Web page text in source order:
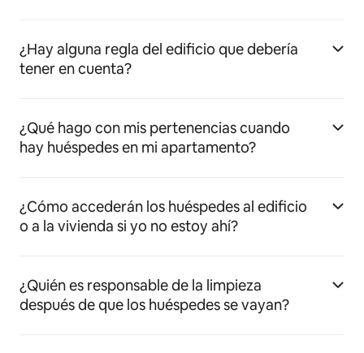
¿Hay alguna regla del edificio que debería
tener en cuenta?
¿Qué hago con mis pertenencias cuando
hay huéspedes en mi apartamento?
¿Cómo accederán los huéspedes al edificio
o a la vivienda si yo no estoy ahí?
¿Quién es responsable de la limpieza
después de que los huéspedes se vayan?